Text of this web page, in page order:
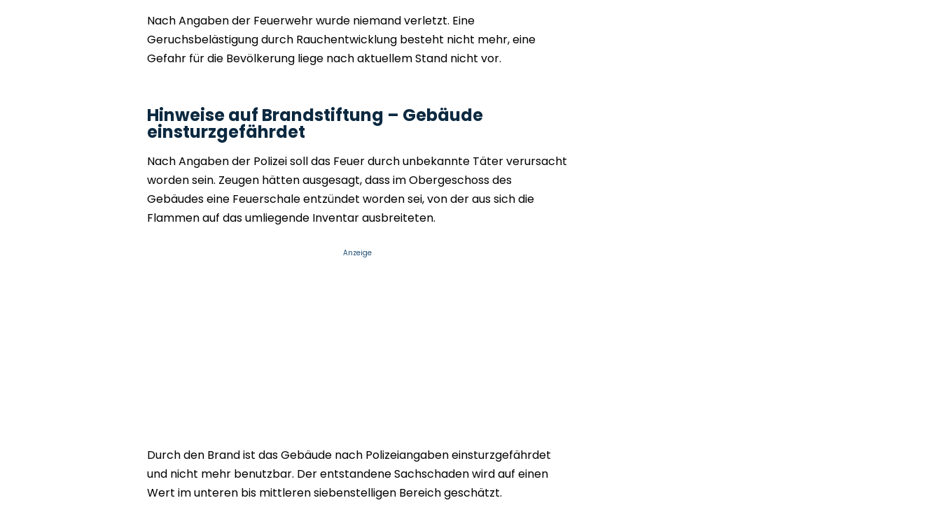
Nach Angaben der Feuerwehr wurde niemand verletzt. Eine
Geruchsbelästigung durch Rauchentwicklung besteht nicht mehr, eine
Gefahr für die Bevölkerung liege nach aktuellem Stand nicht vor.
Hinweise auf Brandstiftung – Gebäude
einsturzgefährdet
Nach Angaben der Polizei soll das Feuer durch unbekannte Täter verursacht
worden sein. Zeugen hätten ausgesagt, dass im Obergeschoss des
Gebäudes eine Feuerschale entzündet worden sei, von der aus sich die
Flammen auf das umliegende Inventar ausbreiteten.
Anzeige
Durch den Brand ist das Gebäude nach Polizeiangaben einsturzgefährdet
und nicht mehr benutzbar. Der entstandene Sachschaden wird auf einen
Wert im unteren bis mittleren siebenstelligen Bereich geschätzt.